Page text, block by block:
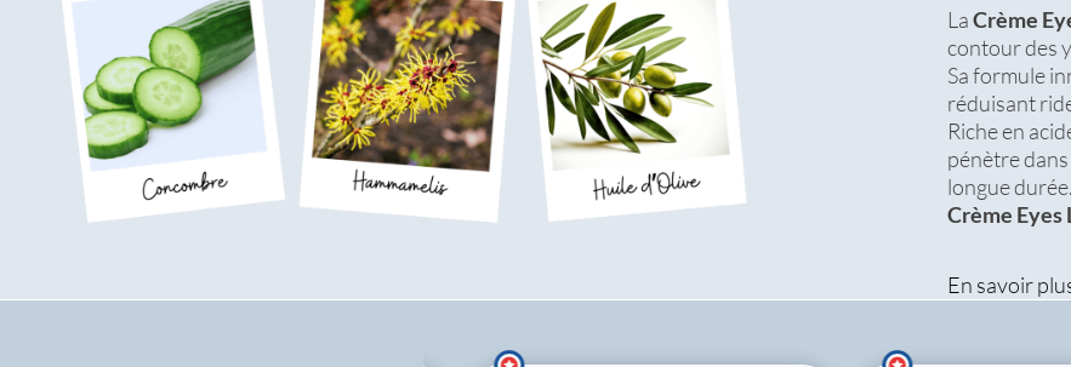
LaCrème
contour des
Sa formule
réduisant
Riche en
pénètre
longue durée.
Crème Eyes
En savoir